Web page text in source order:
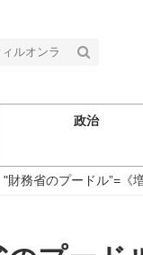
政治
"財務省のプードル”=《